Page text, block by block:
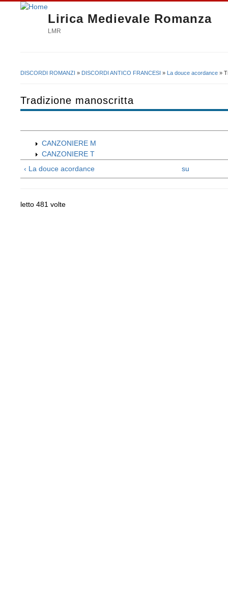
Lirica Medievale Romanza
LMR
DISCORDI ROMANZI » DISCORDI ANTICO FRANCESI » La douce acordance »
Tradizione manoscritta
CANZONIERE M
CANZONIERE T
‹ La douce acordance
su
letto 481 volte